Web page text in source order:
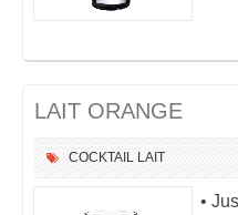
LAIT ORANGE
COCKTAIL LAIT
•